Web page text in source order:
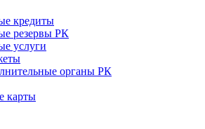
кредиты
резервы РК
услуги
органы РК
карты